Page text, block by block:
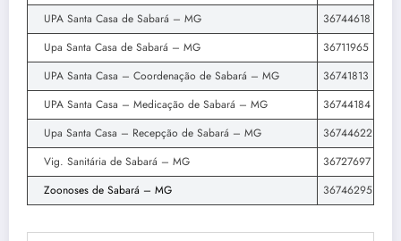
UPA Santa Casa de Sabará – MG
36744618
Upa Santa Casa de Sabará – MG
36711965
UPA Santa Casa – Coordenação de Sabará – MG
36741813
UPA Santa Casa – Medicação de Sabará – MG
36744184
Upa Santa Casa – Recepção de Sabará – MG
36744622
Vig. Sanitária de Sabará – MG
36727697
Zoonoses de Sabará – MG
36746295